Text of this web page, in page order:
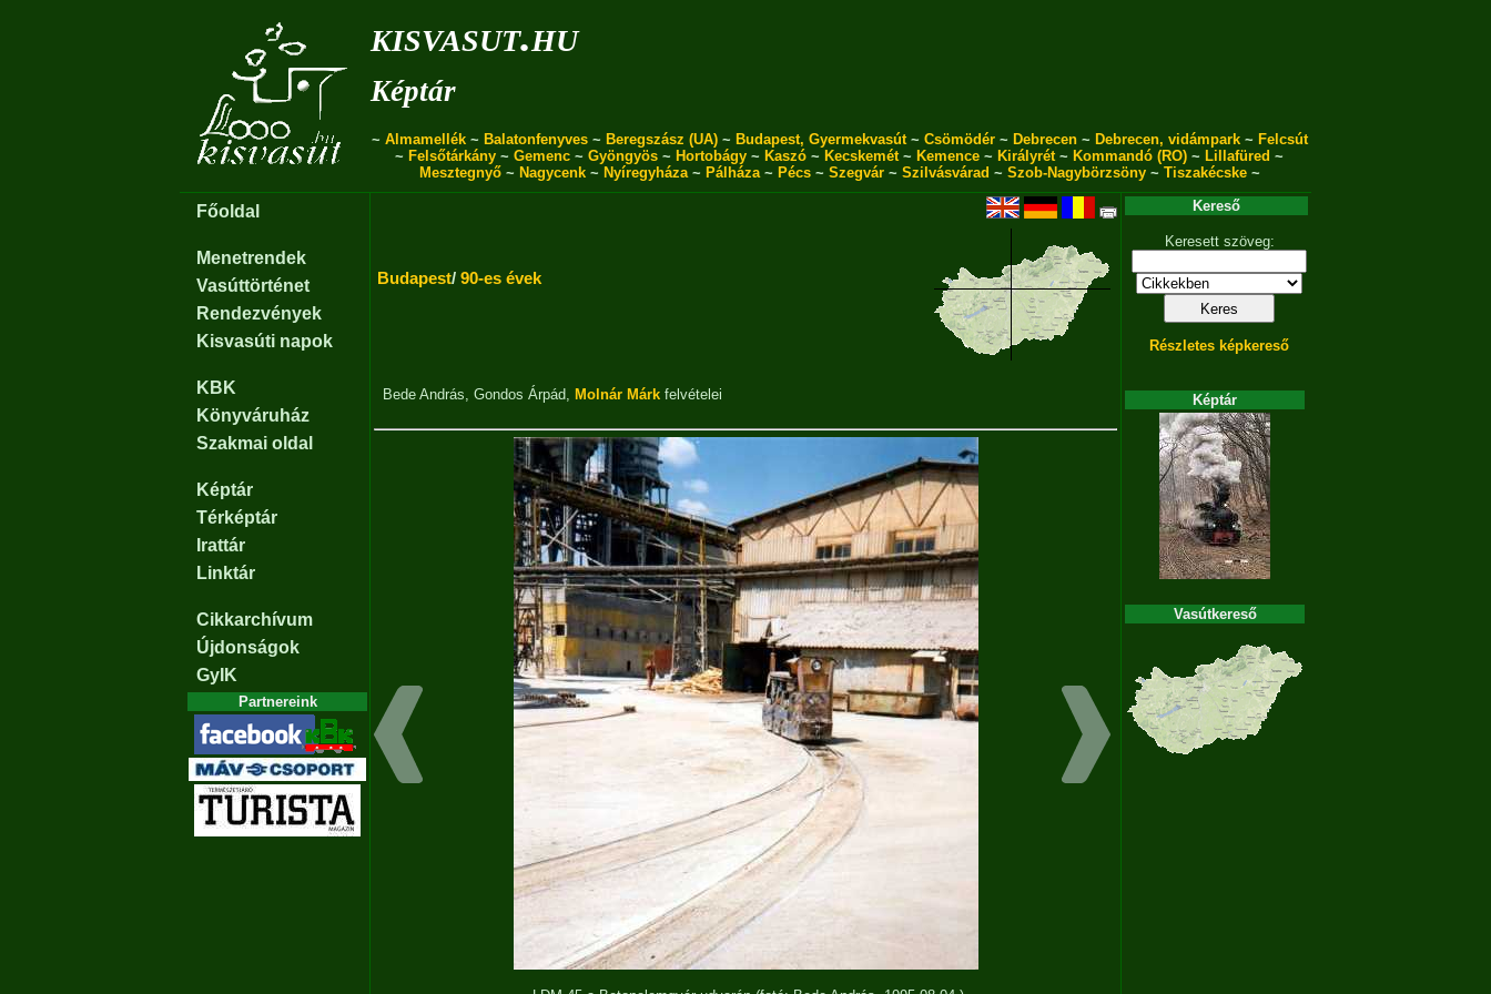
kisvasut.hu
Képtár
~ Almamellék~ Balatonfenyves~ Beregszász (UA)~ Budapest, Gyermekvasút~ Csömödér~ Debrecen~ Debrecen, vidámpark~ Felcsút
~ Felsőtárkány ~ Gemenc ~ Gyöngyös ~ Hortobágy ~ Kaszó ~ Kecskemét~ Kemence ~ Királyrét~ Kommandó (RO) ~ Lillafüred ~
Mesztegnyő~ Nagycenk~ Nyíregyháza~ Pálháza~ Pécs~ Szegvár~ Szilvásvárad ~ Szob-Nagybörzsöny~ Tiszakécske~
Főoldal
Menetrendek
Vasúttörténet
Rendezvények
Kisvasúti napok
KBK
Könyváruház
Szakmai oldal
Képtár
Térképtár
Irattár
Linktár
Cikkarchívum
Újdonságok
GyIK
Partnereink
Budapest/ 90-es évek
Bede András, Gondos Árpád, Molnár Márk felvételei
Kereső
Keresett szöveg:
Részletes képkereső
Képtár
Vasútkereső